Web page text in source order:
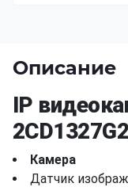
Описание
IP
Камера
Датчик